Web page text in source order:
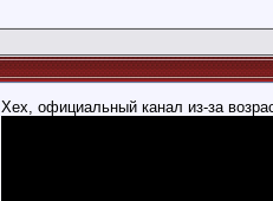
Хех, официальный канал из-за